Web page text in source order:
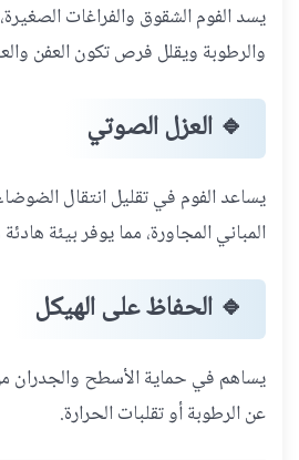
يسد الفوم الشقوق والفراغات
والرطوبة ويقلل فرص تكون العفن
🔹 العزل الصوتي
يساعد الفوم في تقليل انتقال
المباني المجاورة، مما يوفر بيئة
🔹 الحفاظ على الهيكل
يساهم في حماية الأسطح والجدران من
عن الرطوبة أو تقلبات الحرارة.